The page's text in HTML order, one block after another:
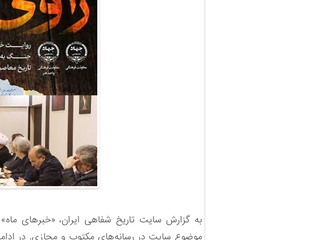
به گزارش سایت تاریخ شفاهی ایران، «خبرهای
موضوع سایت در رسانه‌های مکتوب و مجازی. در ادامه خبرهایی از